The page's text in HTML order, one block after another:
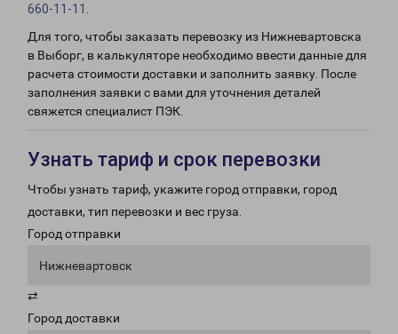
660-11-11
Для того, чтобы заказать перевозку из Нижневартовска
в Выборг, в калькуляторе необходимо ввести данные для
расчета стоимости доставки и заполнить заявку. После
заполнения заявки с вами для уточнения деталей
свяжется специалист ПЭК.
Узнать тариф и срок перевозки
Чтобы узнать тариф, укажите город отправки, город
доставки, тип перевозки и вес груза.
Город отправки
Нижневартовск
⇄
Город доставки